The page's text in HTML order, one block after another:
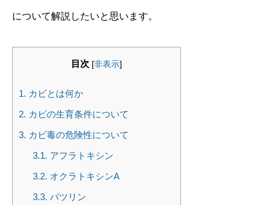
について解説したいと思います。
目次 [非表示]
1. カビとは何か
2. カビの生育条件について
3. カビ毒の危険性について
3.1. アフラトキシン
3.2. オクラトキシンA
3.3. パツリン